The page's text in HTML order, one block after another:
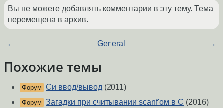
Вы не можете добавлять комментарии в эту тему. Тема
перемещена в архив.
← General →
Похожие темы
Форум Си ввод/вывод (2011)
Форум Загадки при считывании scanf'ом в C (2016)